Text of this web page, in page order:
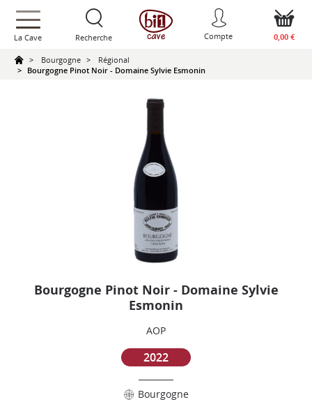
text.skipToContent
text.skipToNavigation
La Cave Recherche Compte 0,00 €
Bourgogne
Régional
Bourgogne Pinot Noir - Domaine Sylvie Esmonin
Bourgogne Pinot Noir - Domaine Sylvie
Esmonin
AOP
2022
Bourgogne